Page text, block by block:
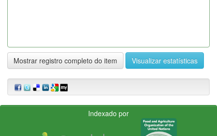
Mostrar registro completo do item Visualizar estatísticas
Indexado por